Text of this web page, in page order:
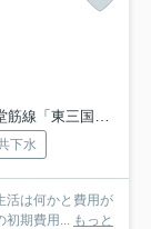
東三国」駅 徒歩17分
下水
は何かと費用が
初期費用... もっと